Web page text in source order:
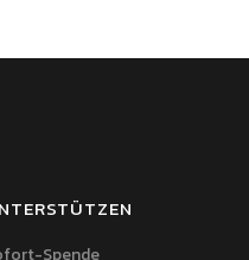
Spende